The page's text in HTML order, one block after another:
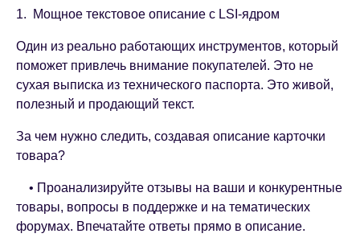
1. Мощное текстовое описание с LSI-ядром
Один из реально работающих инструментов, который
поможет привлечь внимание покупателей. Это не
сухая выписка из технического паспорта. Это живой,
полезный и продающий текст.
За чем нужно следить, создавая описание карточки
товара?
• Проанализируйте отзывы на ваши и конкурентные
товары, вопросы в поддержке и на тематических
форумах. Впечатайте ответы прямо в описание.